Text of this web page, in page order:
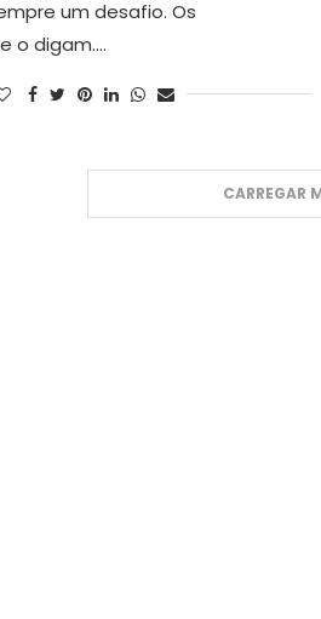
um desafio. Os
o digam.…
CARREGAR